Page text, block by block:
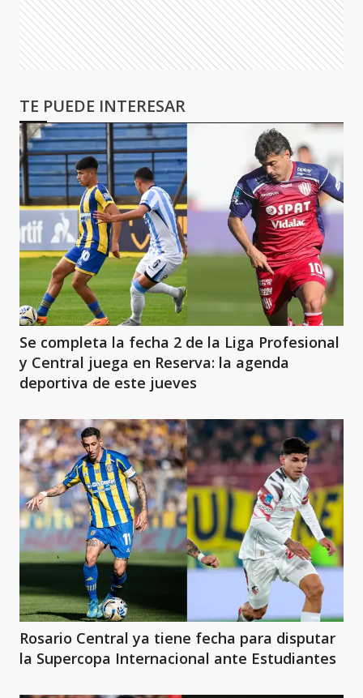
TE PUEDE INTERESAR
Se completa la fecha 2 de la Liga Profesional
y Central juega en Reserva: la agenda
deportiva de este jueves
Rosario Central ya tiene fecha para disputar
la Supercopa Internacional ante Estudiantes